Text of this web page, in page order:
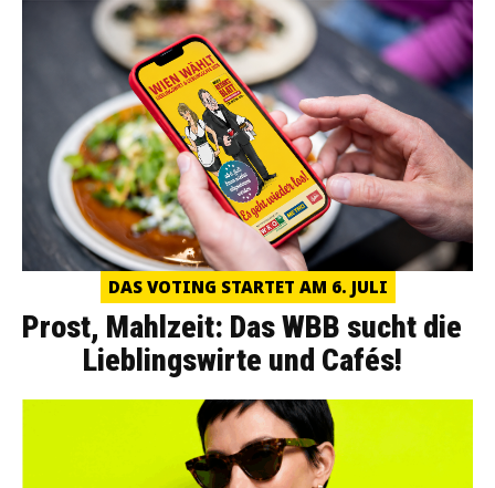
DAS VOTING STARTET AM 6. JULI
Prost, Mahlzeit: Das WBB sucht die
Lieblingswirte und Cafés!